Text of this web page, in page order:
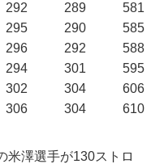
292 289
581
295 290
585
296 292
588
294 301
595
302 304
606
306 304 610
米澤選手が130ストロ